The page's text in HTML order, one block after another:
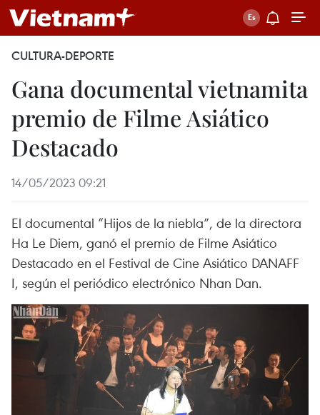
CULTURA-DEPORTE
Gana documental vietnamita
premio de Filme Asiático
Destacado
14/05/2023 09:21
El documental “Hijos de la niebla”, de la directora
Ha Le Diem, ganó el premio de Filme Asiático
Destacado en el Festival de Cine Asiático DANAFF
I, según el periódico electrónico Nhan Dan.